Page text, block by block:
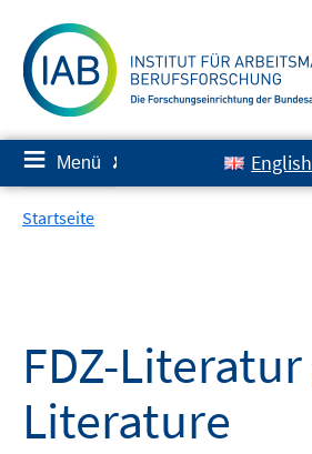
zum
Inhalt
≡ Menü ✘ English
Startseite
FDZ-Literatur
Literature